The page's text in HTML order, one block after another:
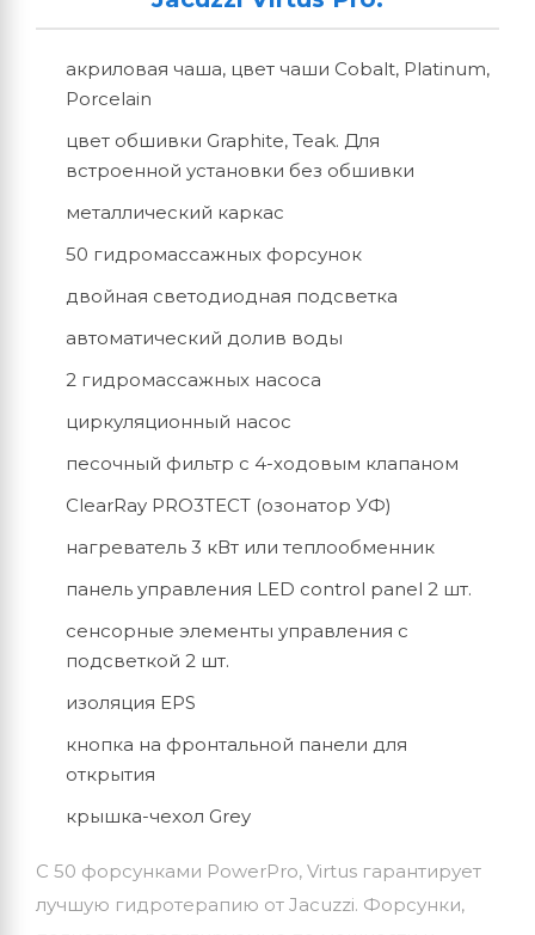
акриловая чаша, цвет чаши Cobalt, Platinum,
Porcelain
цвет обшивки Graphite, Teak. Для
встроенной установки без обшивки
металлический каркас
50 гидромассажных форсунок
двойная светодиодная подсветка
автоматический долив воды
2 гидромассажных насоса
циркуляционный насос
песочный фильтр с 4-ходовым клапаном
ClearRay PRO3TECT (озонатор УФ)
нагреватель 3 кВт или теплообменник
панель управления LED control panel 2 шт.
сенсорные элементы управления с
подсветкой 2 шт.
изоляция EPS
кнопка на фронтальной панели для
открытия
крышка-чехол Grey
С 50 форсунками PowerPro, Virtus гарантирует
лучшую гидротерапию от Jacuzzi. Форсунки,